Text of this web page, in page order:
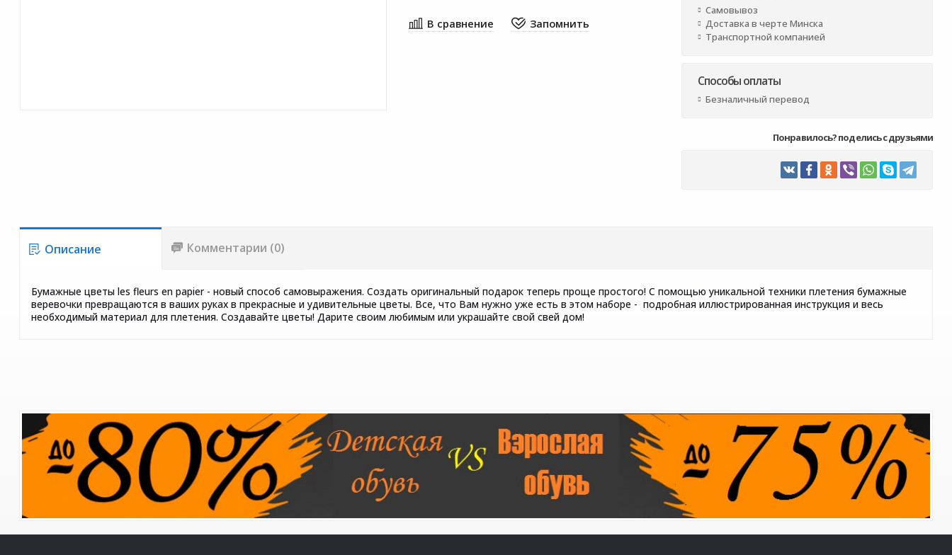
Самовывоз
Доставка в черте Минска
Транспортной компанией
Способы оплаты
Безналичный перевод
Понравилось? поделись с друзьями
Описание Комментарии (0)
Бумажные цветы les fleurs en papier - новый способ самовыражения. Создать оригинальный подарок теперь проще простого! С помощью уникальной техники плетения бумажные
веревочки превращаются в ваших руках в прекрасные и удивительные цветы. Все, что Вам нужно уже есть в этом наборе - подробная иллюстрированная инструкция и весь
необходимый материал для плетения. Создавайте цветы! Дарите своим любимым или украшайте свой свей дом!